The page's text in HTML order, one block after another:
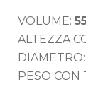
VOLUME:
ALTEZZA
DIAMETRO:
PESO CON